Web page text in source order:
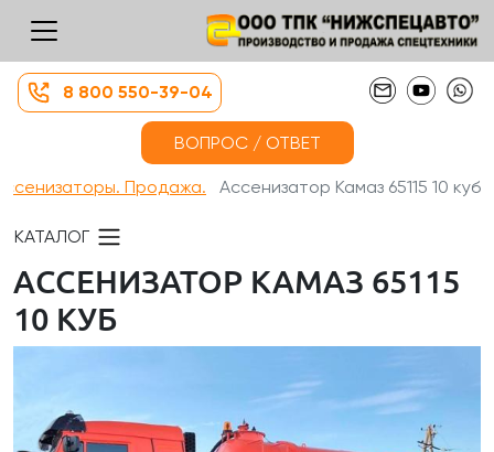
8 800 550-39-04
ВОПРОС / ОТВЕТ
Продажа. Ассенизатор Камаз 65115 10 куб
КАТАЛОГ
АССЕНИЗАТОР КАМАЗ 65115
10 КУБ